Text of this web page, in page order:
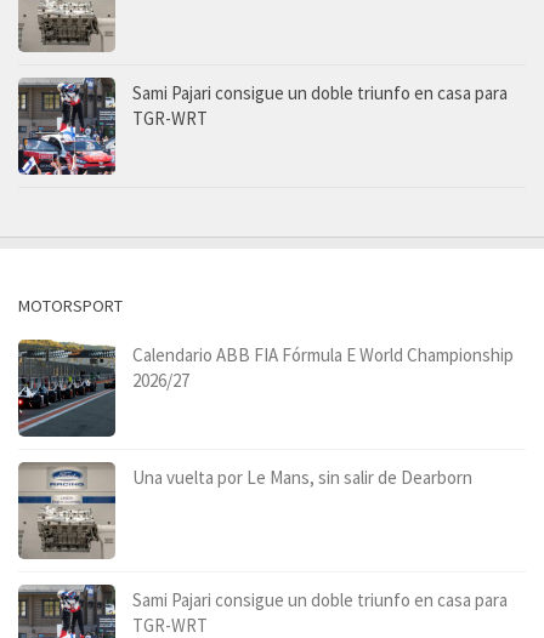
Sami Pajari consigue un doble triunfo en casa para
TGR-WRT
MOTORSPORT
Calendario ABB FIA Fórmula E World Championship
2026/27
Una vuelta por Le Mans, sin salir de Dearborn
Sami Pajari consigue un doble triunfo en casa para
TGR-WRT